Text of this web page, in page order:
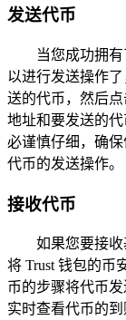
发送代币
当您成功拥
以进行发送操作
送的代币，然后
地址和要发送的
必谨慎仔细，确
代币的发送操作。
接收代币
如果您要接
将 Trust 钱包的币
币的步骤将代币
实时查看代币的